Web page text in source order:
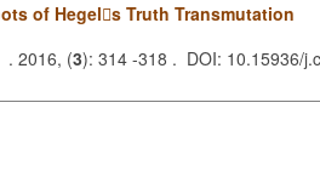
of Hegels Truth Transmutation
. 2016, (3): 314 -318 . DOI: 10.15936/